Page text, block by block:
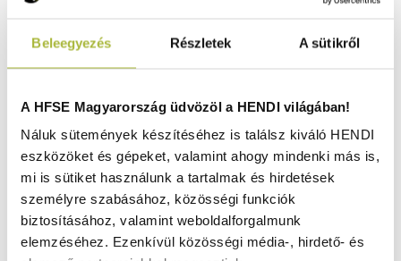
Beleegyezés Részletek A sütikről
A HFSE Magyarország üdvözöl a HENDI világában!
Náluk sütemények készítéséhez is találsz kiváló HENDI
eszközöket és gépeket, valamint ahogy mindenki más is,
mi is sütiket használunk a tartalmak és hirdetések
személyre szabásához, közösségi funkciók
biztosításához, valamint weboldalforgalmunk
elemzéséhez. Ezenkívül közösségi média-, hirdető- és
⌀93x(H)58mm - HENDI 400050
7.950Ft
(6.260Ft+ ÁFA)
KOSÁRBA